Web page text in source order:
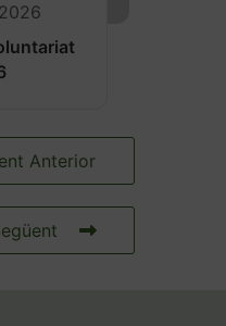
Anterior